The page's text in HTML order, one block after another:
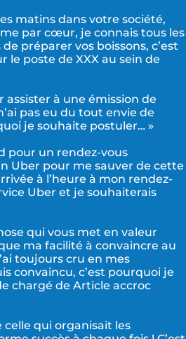
matins dans votre société,
par cœur, je connais tous les
préparer vos boissons, c’est
poste de XXX au sein de
assister à une émission de
pas eu du tout envie de
je souhaite postuler… »
pour un rendez-vous
Uber pour me sauver de cette
à l’heure à mon rendez-
Uber et je souhaiterais
qui vous met en valeur
ma facilité à convaincre au
toujours cru en mes
convaincu, c’est pourquoi je
chargé de Article accroc
celle qui organisait les